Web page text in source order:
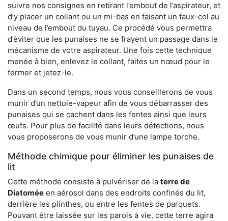
suivre nos consignes en retirant l’embout de l’aspirateur, et
d’y placer un collant ou un mi-bas en faisant un faux-col au
niveau de l’embout du tuyau. Ce procédé vous permettra
d’éviter que les punaises ne se frayent un passage dans le
mécanisme de votre aspirateur. Une fois cette technique
menée à bien, enlevez le collant, faites un nœud pour le
fermer et jetez-le.
Dans un second temps, nous vous conseillerons de vous
munir d’un nettoie-vapeur afin de vous débarrasser des
punaises qui se cachent dans les fentes ainsi que leurs
œufs. Pour plus de facilité dans leurs détections, nous
vous proposerons de vous munir d’une lampe torche.
Méthode chimique pour éliminer les punaises de
lit
Cette méthode consiste à pulvériser de la terre de
Diatomée en aérosol dans des endroits confinés du lit,
derrière les plinthes, ou entre les fentes de parquets.
Pouvant être laissée sur les parois à vie, cette terre agira